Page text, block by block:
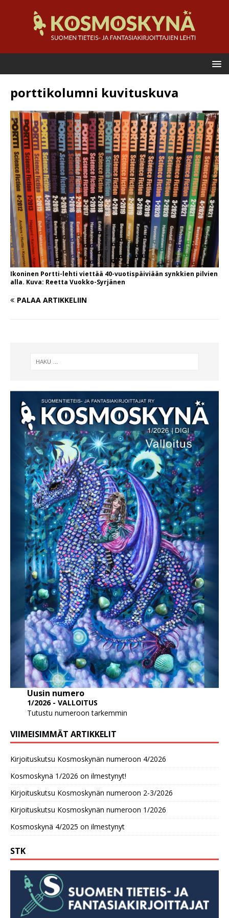
porttikolumni kuvituskuva
Ikoninen Portti-lehti viettää 40-vuotispäiviään synkkien pilvien
alla. Kuva: Reetta Vuokko-Syrjänen
PALAA ARTIKKELIIN
Uusin numero
1/2026 - VALLOITUS
Tutustu numeroon tarkemmin
VIIMEISIMMÄT ARTIKKELIT
Kirjoituskutsu Kosmoskynän numeroon 4/2026
Kosmoskynä 1/2026 on ilmestynyt!
Kirjoituskutsu Kosmoskynän numeroon 2-3/2026
Kirjoituskutsu Kosmoskynän numeroon 1/2026
Kosmoskynä 4/2025 on ilmestynyt
STK